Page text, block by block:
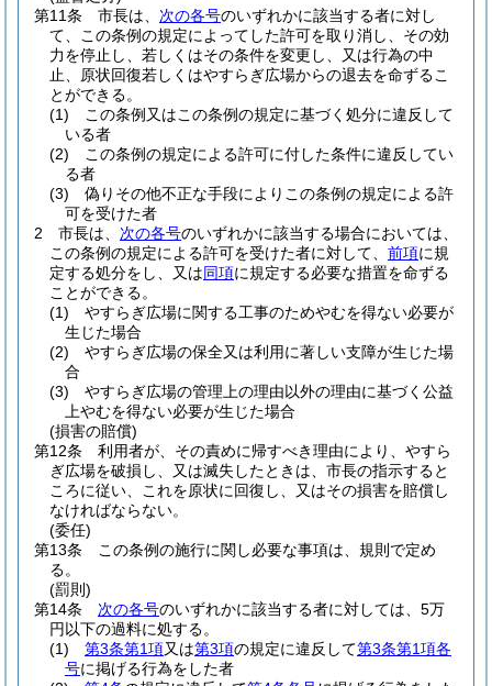
第11条
市長は、 次の各号のいずれかに該当する者に対し
て、この条例の規定によってした許可を取り消し、その効
力を停止し、若しくはその条件を変更し、又は行為の中
止、原状回復若しくはやすらぎ広場からの退去を命ずるこ
とができる。
(1)
この条例又はこの条例の規定に基づく処分に違反して
いる者
(2)
この条例の規定による許可に付した条件に違反してい
る者
(3)
偽りその他不正な手段によりこの条例の規定による許
可を受けた者
2
市長は、 次の各号のいずれかに該当する場合においては、
この条例の規定による許可を受けた者に対して、 前項に規
定する処分をし、又は同項に規定する必要な措置を命ずる
ことができる。
(1)
やすらぎ広場に関する工事のためやむを得ない必要が
生じた場合
(2)
やすらぎ広場の保全又は利用に著しい支障が生じた場
合
(3)
やすらぎ広場の管理上の理由以外の理由に基づく公益
上やむを得ない必要が生じた場合
(損害の賠償)
第12条
利用者が、その責めに帰すべき理由により、やすら
ぎ広場を破損し、又は滅失したときは、市長の指示すると
ころに従い、これを原状に回復し、又はその損害を賠償し
なければならない。
(委任)
第13条
この条例の施行に関し必要な事項は、規則で定め
る。
(罰則)
第14条
次の各号のいずれかに該当する者に対しては、5万
円以下の過料に処する。
(1)
第3条第1項又は第3項の規定に違反して第3条第1項各
号に掲げる行為をした者